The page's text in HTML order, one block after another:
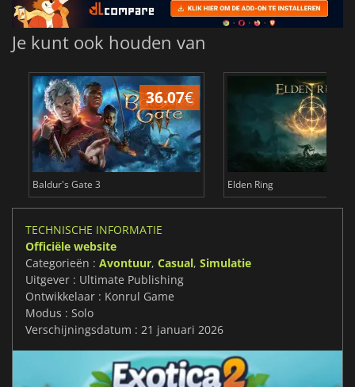
Je kunt ook houden van
36.07€
Baldur's Gate 3 Elden Ring
TECHNISCHE INFORMATIE
Officiële website
Categorieën : Avontuur, Casual, Simulatie
Uitgever : Ultimate Publishing
Ontwikkelaar : Konrul Game
Modus : Solo
Verschijningsdatum : 21 januari 2026